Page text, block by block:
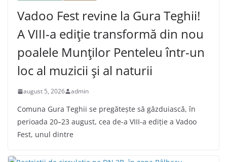
Vadoo Fest revine la Gura Teghii!
A VIII-a ediție transformă din nou
poalele Munților Penteleu într-un
loc al muzicii și al naturii
august 5, 2026 admin
Comuna Gura Teghii se pregătește să găzduiască, în
perioada 20–23 august, cea de-a VIII-a ediție a Vadoo
Fest, unul dintre